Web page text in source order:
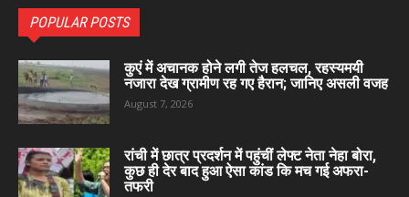
POPULAR POSTS
कुएं में अचानक होने लगी तेज हलचल, रहस्यमयी
नजारा देख ग्रामीण रह गए हैरान; जानिए असली वजह
August 7, 2026
रांची में छात्र प्रदर्शन में पहुंचीं लेफ्ट नेता नेहा बोरा,
कुछ ही देर बाद हुआ ऐसा कांड कि मच गई अफरा-
तफरी